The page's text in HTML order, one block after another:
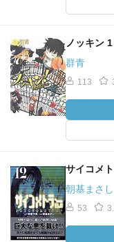
ノッキン
群青
113
サイコメ
朝基まさし
53